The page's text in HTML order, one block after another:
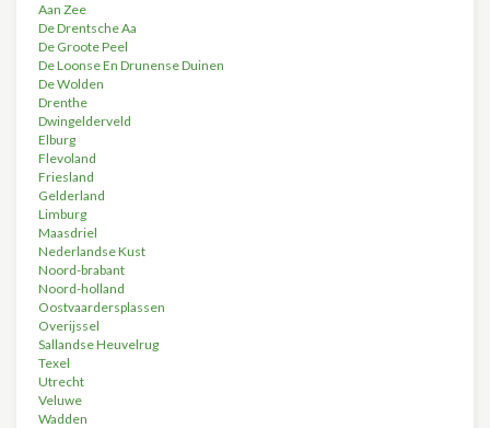
Aan Zee
De Drentsche Aa
De Groote Peel
De Loonse En Drunense Duinen
De Wolden
Drenthe
Dwingelderveld
Elburg
Flevoland
Friesland
Gelderland
Limburg
Maasdriel
Nederlandse Kust
Noord-brabant
Noord-holland
Oostvaardersplassen
Overijssel
Sallandse Heuvelrug
Texel
Utrecht
Veluwe
Wadden